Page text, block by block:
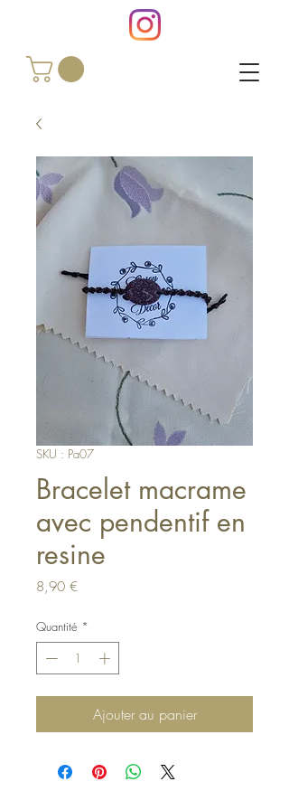
SKU : Pa07
Bracelet macrame
avec pendentif en
resine
8,90 €Prix
Quantité *
Ajouter au panier